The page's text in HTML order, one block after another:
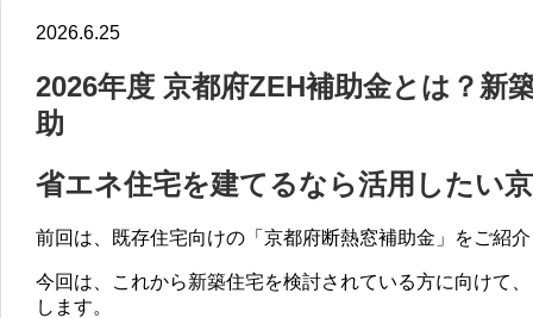
2026.6.25
2026年度 京都府ZEH補助金とは？新
助
省エネ住宅を建てるなら活用したい
前回は、既存住宅向けの「京都府断熱窓補助金」をご紹
今回は、これから新築住宅を検討されている方に向けて
します。